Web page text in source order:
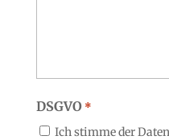
DSGVO *
Ich stimme der